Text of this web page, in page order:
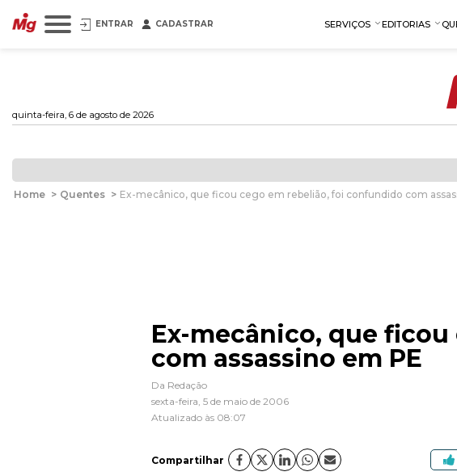
ENTRAR CADASTRAR SERVIÇOS EDITORIAS
quinta-feira, 6 de agosto de 2026
Home > Quentes > Ex-mecânico, que ficou cego em rebelião, foi confundido com
Ex-mecânico, que
com assassino em PE
Da Redação
sexta-feira, 5 de maio de 2006
Atualizado às 08:07
Compartilhar